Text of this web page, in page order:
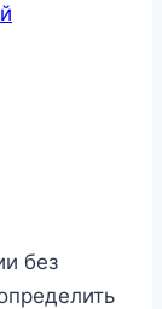
без